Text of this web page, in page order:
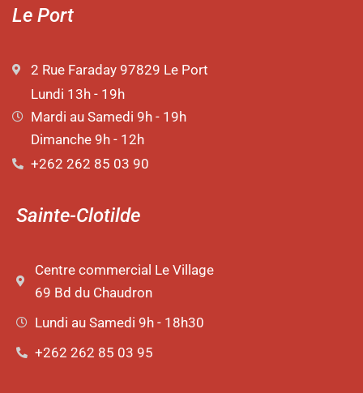
Le Port
2 Rue Faraday 97829 Le Port
Lundi 13h - 19h
Mardi au Samedi 9h - 19h
Dimanche 9h - 12h
+262 262 85 03 90
Sainte-Clotilde
Centre commercial Le Village
69 Bd du Chaudron
Lundi au Samedi 9h - 18h30
+262 262 85 03 95